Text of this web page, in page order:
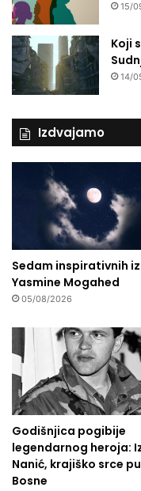
15/
Koji
14/
Izdvajamo
Sedam inspirativnih
Yasmine Mogahed
05/08/2026
Godišnjica pogibije
legendarnog heroja:
Nanić, krajiško srce
Bosne